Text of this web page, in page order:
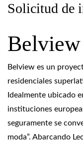
Solicitud de
Belview
Belview es un
residenciales
Idealmente ubicado
instituciones
seguramente se
moda”. Abarcando